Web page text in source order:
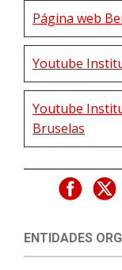
Página web
Youtube
Youtube
Bruselas
ENTIDADES